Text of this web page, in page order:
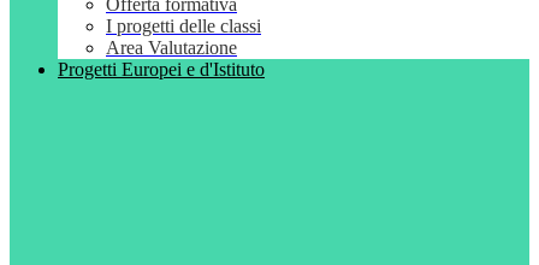
Offerta formativa
I progetti delle classi
Area Valutazione
Progetti Europei e d'Istituto